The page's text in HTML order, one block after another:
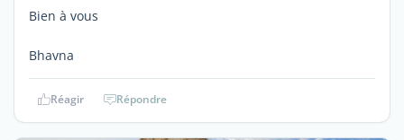
Bien à vous
Bhavna
Réagir Répondre